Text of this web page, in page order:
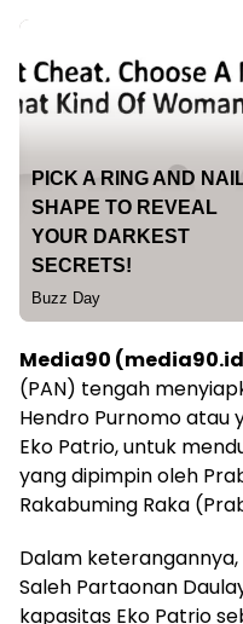
Media90
(PAN) tengah
Hendro Purnomo atau
Eko Patrio, untuk
yang dipimpin oleh
Rakabuming Raka
Dalam keterangannya,
Saleh Partaonan
kapasitas Eko Patrio